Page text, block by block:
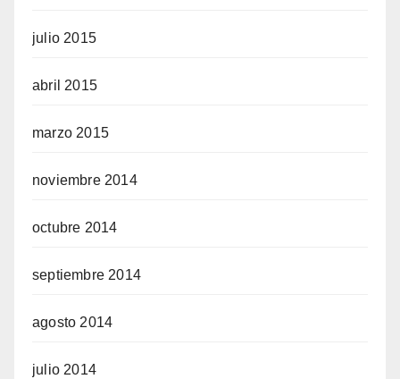
julio 2015
abril 2015
marzo 2015
noviembre 2014
octubre 2014
septiembre 2014
agosto 2014
julio 2014